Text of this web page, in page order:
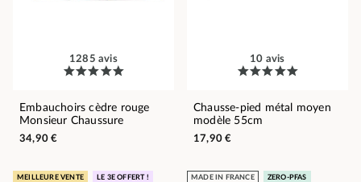
1285 avis
Embauchoirs cèdre rouge
Monsieur Chaussure
34,90 €
10 avis
Chausse-pied métal moyen
modèle 55cm
17,90 €
MEILLEURE VENTE LE 3E OFFERT ! MADE IN FRANCE ZERO-PFAS